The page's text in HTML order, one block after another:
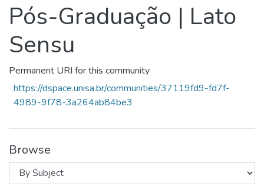
Produção Docente
Library
Pós-Graduação | Lato
Sensu
Permanent URI for this community
https://dspace.unisa.br/communities/37119fd9-fd7f-
4989-9f78-3a264ab84be3
Browse